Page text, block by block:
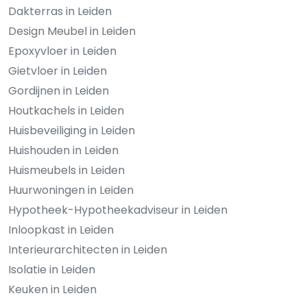
Dakterras in Leiden
Design Meubel in Leiden
Epoxyvloer in Leiden
Gietvloer in Leiden
Gordijnen in Leiden
Houtkachels in Leiden
Huisbeveiliging in Leiden
Huishouden in Leiden
Huismeubels in Leiden
Huurwoningen in Leiden
Hypotheek-Hypotheekadviseur in Leiden
Inloopkast in Leiden
Interieurarchitecten in Leiden
Isolatie in Leiden
Keuken in Leiden